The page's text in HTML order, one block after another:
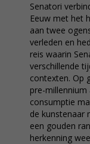
Senatori
Eeuw met het
aan twee
verleden en
reis waarin
verschillende
contexten. Op
pre-
consumptie
de kunstenaar
een gouden
herkenning